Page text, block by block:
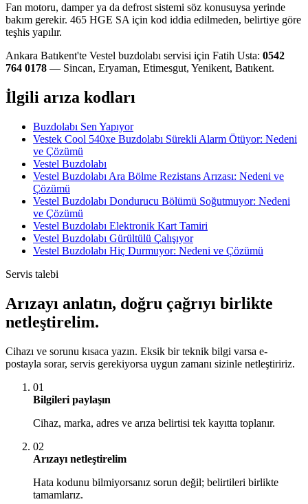
Fan motoru, damper ya da defrost sistemi söz konusuysa yerinde
bakım gerekir. 465 HGE SA için kod iddia edilmeden, belirtiye göre
teşhis yapılır.
Ankara Batıkent'te Vestel buzdolabı servisi için Fatih Usta: 0542
764 0178 — Sincan, Eryaman, Etimesgut, Yenikent, Batıkent.
İlgili arıza kodları
Buzdolabı Sen Yapıyor
Vestek Cool 540xe Buzdolabı Sürekli Alarm Ötüyor: Nedeni
ve Çözümü
Vestel Buzdolabı
Vestel Buzdolabı Ara Bölme Rezistans Arızası: Nedeni ve
Çözümü
Vestel Buzdolabı Dondurucu Bölümü Soğutmuyor: Nedeni
ve Çözümü
Vestel Buzdolabı Elektronik Kart Tamiri
Vestel Buzdolabı Gürültülü Çalışıyor
Vestel Buzdolabı Hiç Durmuyor: Nedeni ve Çözümü
Servis talebi
Arızayı anlatın, doğru çağrıyı birlikte
netleştirelim.
Cihazı ve sorunu kısaca yazın. Eksik bir teknik bilgi varsa e-
postayla sorar, servis gerekiyorsa uygun zamanı sizinle netleştiririz.
01
Bilgileri paylaşın
Cihaz, marka, adres ve arıza belirtisi tek kayıtta toplanır.
02
Arızayı netleştirelim
Hata kodunu bilmiyorsanız sorun değil; belirtileri birlikte
tamamlarız.